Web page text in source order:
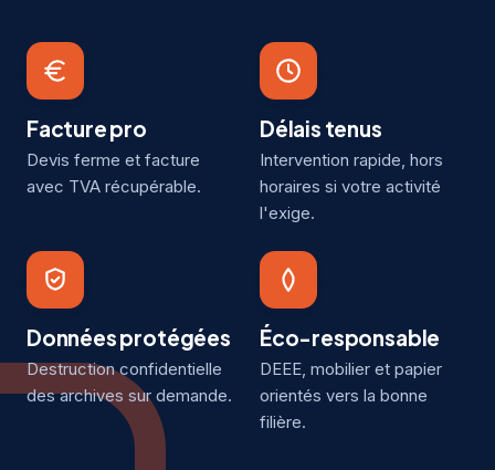
Facture pro
Devis ferme et facture
avec TVA récupérable.
Délais tenus
Intervention rapide, hors
horaires si votre activité
l'exige.
Données protégées
Destruction confidentielle
des archives sur demande.
Éco-responsable
DEEE, mobilier et papier
orientés vers la bonne
filière.